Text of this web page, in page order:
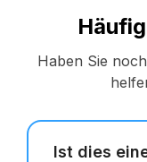
Haben Sie
Ist dies